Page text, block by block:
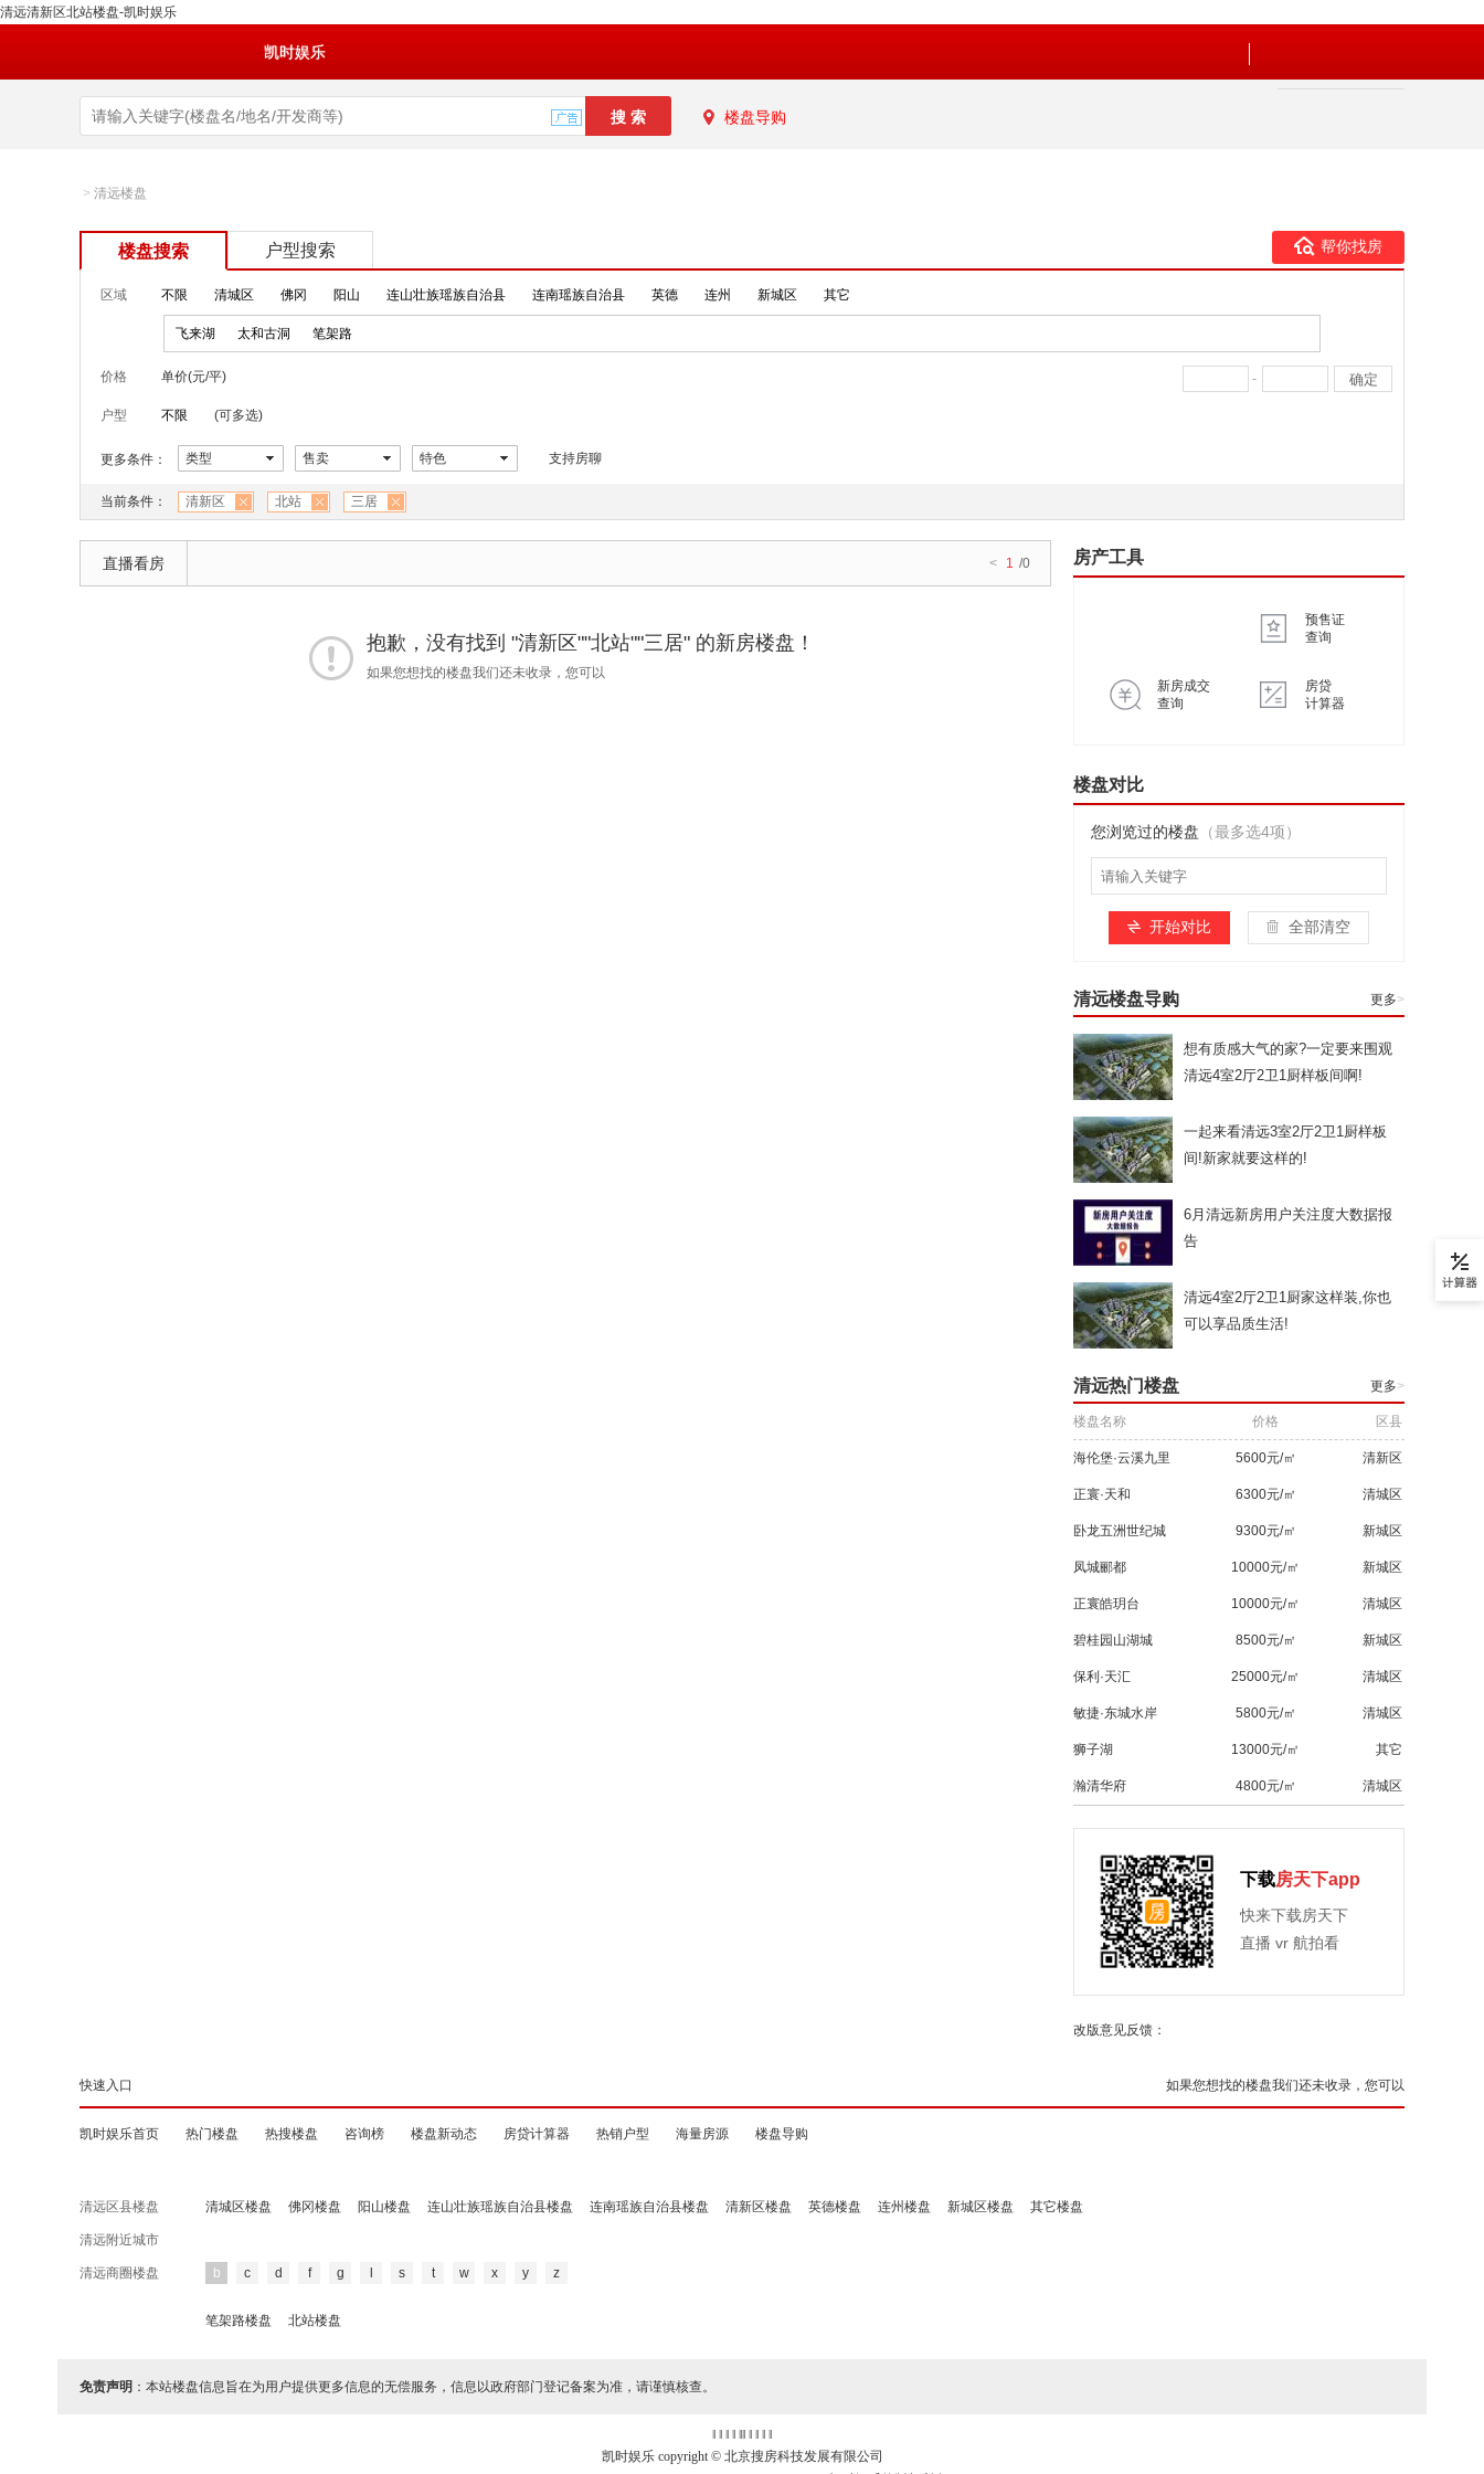
清远清新区北站楼盘-凯时娱乐
凯时娱乐
楼盘导购
> 清远楼盘
楼盘搜索 户型搜索 帮你找房
区域 不限 清城区 佛冈 阳山 连山壮族瑶族自治县 连南瑶族自治县 英德 连州 新城区 其它
飞来湖 太和古洞 笔架路
价格 单价(元/平) -
户型 不限 (可多选)
更多条件： 类型 售卖 特色 支持房聊
当前条件： 清新区 北站 三居
直播看房 < 1 /0
抱歉，没有找到 "清新区""北站""三居" 的新房楼盘！
如果您想找的楼盘我们还未收录，您可以
房产工具
预售证
查询
新房成交
查询
房贷
计算器
楼盘对比
您浏览过的楼盘 （最多选4项）
开始对比 全部清空
清远楼盘导购 更多>
想有质感大气的家?一定要来围观
清远4室2厅2卫1厨样板间啊!
一起来看清远3室2厅2卫1厨样板
间!新家就要这样的!
6月清远新房用户关注度大数据报
告
清远4室2厅2卫1厨家这样装,你也
可以享品质生活!
清远热门楼盘 更多>
楼盘名称 价格 区县
海伦堡·云溪九里 5600元/㎡ 清新区
正寰·天和 6300元/㎡ 清城区
卧龙五洲世纪城 9300元/㎡ 新城区
凤城郦都 10000元/㎡ 新城区
正寰皓玥台 10000元/㎡ 清城区
碧桂园山湖城 8500元/㎡ 新城区
保利·天汇 25000元/㎡ 清城区
敏捷·东城水岸 5800元/㎡ 清城区
狮子湖 13000元/㎡ 其它
瀚清华府 4800元/㎡ 清城区
下载房天下app
快来下载房天下
直播 vr 航拍看
改版意见反馈：
如果您想找的楼盘我们还未收录，您可以
快速入口
凯时娱乐首页 热门楼盘 热搜楼盘 咨询榜 楼盘新动态 房贷计算器 热销户型 海量房源 楼盘导购
清远区县楼盘 清城区楼盘 佛冈楼盘 阳山楼盘 连山壮族瑶族自治县楼盘 连南瑶族自治县楼盘 清新区楼盘 英德楼盘 连州楼盘 新城区楼盘 其它楼盘
清远附近城市
清远商圈楼盘 b c d f g s t w x y z
笔架路楼盘 北站楼盘
免责声明 ：本站楼盘信息旨在为用户提供更多信息的无偿服务，信息以政府部门登记备案为准，请谨慎核查。
‖ ‖ ‖ ‖ ‖‖ ‖ ‖ ‖ ‖
凯时娱乐 copyright © 北京搜房科技发展有限公司